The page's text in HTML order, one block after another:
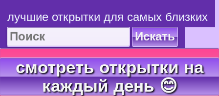
лучшие открытки для самых близких
Искать
смотреть открытки на
каждый день 😊